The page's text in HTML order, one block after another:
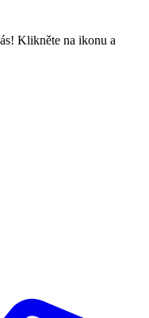
Klikněte na ikonu a